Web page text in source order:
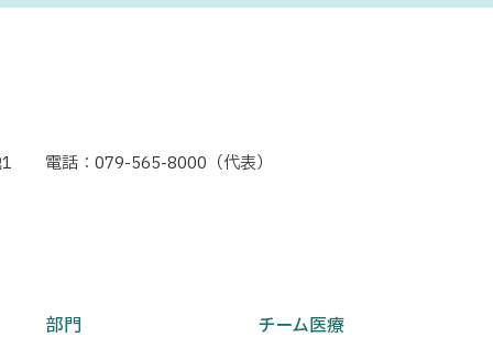
電話：079-565-8000（代表）
部門 チーム医療